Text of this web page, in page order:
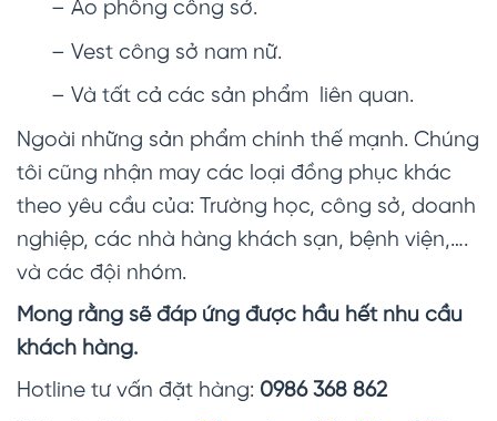
– Áo phông công sở.
– Vest công sở nam nữ.
– Và tất cả các sản phẩm liên quan.
Ngoài những sản phẩm chính thế mạnh. Chúng
tôi cũng nhận may các loại đồng phục khác
theo yêu cầu của: Trường học, công sở, doanh
nghiệp, các nhà hàng khách sạn, bệnh viện,….
và các đội nhóm.
Mong rằng sẽ đáp ứng được hầu hết nhu cầu
khách hàng.
Hotline tư vấn đặt hàng: 0986 368 862